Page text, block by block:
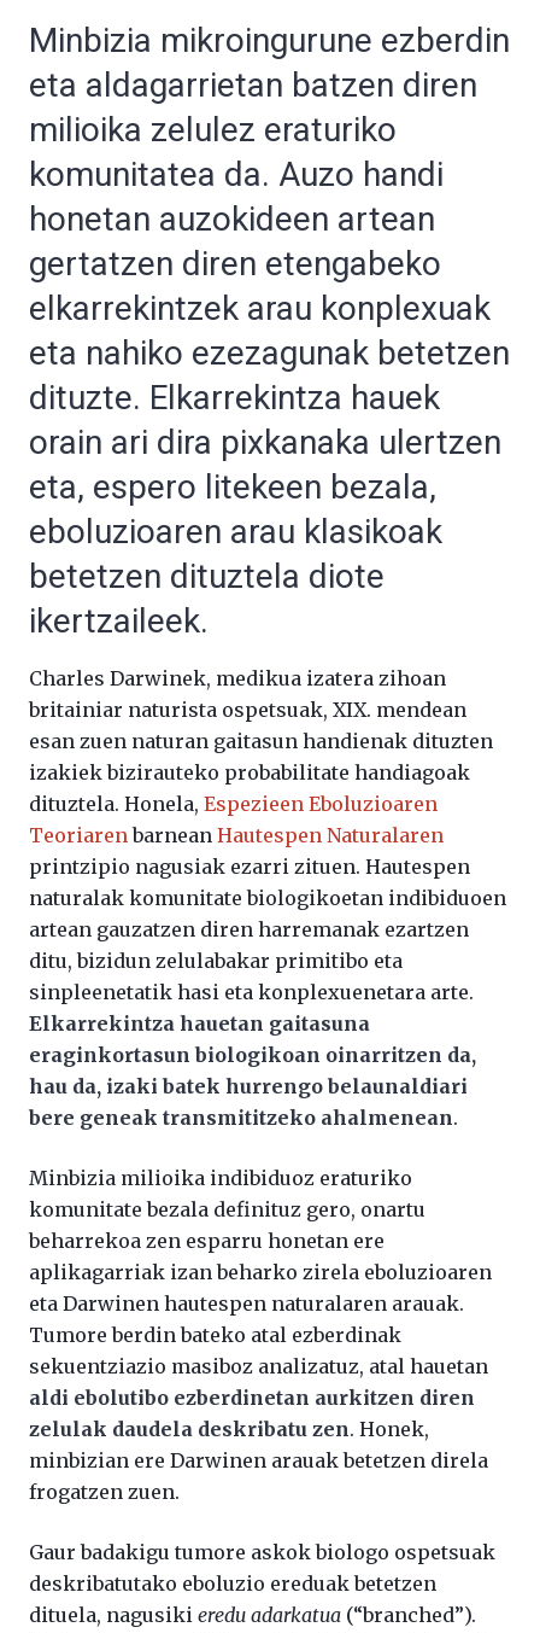
Minbizia mikroingurune ezberdin
eta aldagarrietan batzen diren
milioika zelulez eraturiko
komunitatea da. Auzo handi
honetan auzokideen artean
gertatzen diren etengabeko
elkarrekintzek arau konplexuak
eta nahiko ezezagunak betetzen
dituzte. Elkarrekintza hauek
orain ari dira pixkanaka ulertzen
eta, espero litekeen bezala,
eboluzioaren arau klasikoak
betetzen dituztela diote
ikertzaileek.
Charles Darwinek, medikua izatera zihoan
britainiar naturista ospetsuak, XIX. mendean
esan zuen naturan gaitasun handienak dituzten
izakiek bizirauteko probabilitate handiagoak
dituztela. Honela, Espezieen Eboluzioaren
Teoriarenbarnean Hautespen Naturalaren
printzipio nagusiak ezarri zituen. Hautespen
naturalak komunitate biologikoetan indibiduoen
artean gauzatzen diren harremanak ezartzen
ditu, bizidun zelulabakar primitibo eta
sinpleenetatik hasi eta konplexuenetara arte.
Elkarrekintza hauetan gaitasuna
eraginkortasun biologikoan oinarritzen da,
hau da, izaki batek hurrengo belaunaldiari
bere geneak transmititzeko ahalmenean.
Minbizia milioika indibiduoz eraturiko
komunitate bezala definituz gero, onartu
beharrekoa zen esparru honetan ere
aplikagarriak izan beharko zirela eboluzioaren
eta Darwinen hautespen naturalaren arauak.
Tumore berdin bateko atal ezberdinak
sekuentziazio masiboz analizatuz, atal hauetan
aldi ebolutibo ezberdinetan aurkitzen diren
zelulak daudela deskribatu zen. Honek,
minbizian ere Darwinen arauak betetzen direla
frogatzen zuen.
Gaur badakigu tumore askok biologo ospetsuak
deskribatutako eboluzio ereduak betetzen
dituela, nagusiki eredu adarkatua (“branched”).